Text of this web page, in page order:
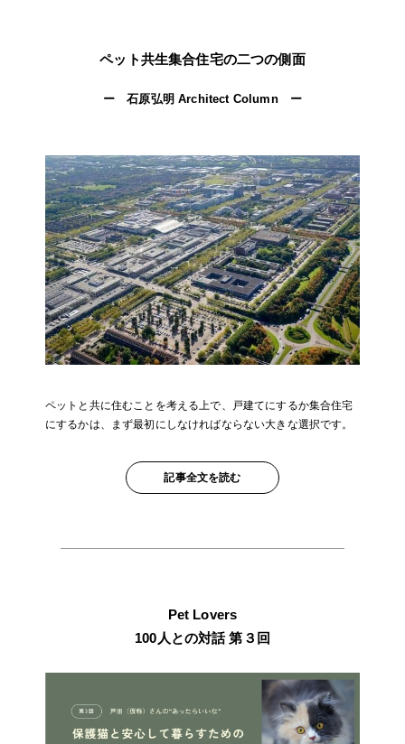
ペット共生集合住宅の二つの側面
ー 石原弘明 Architect Column ー
ペットと共に住むことを考える上で、戸建てにするか集合住宅
にするかは、まず最初にしなければならない大きな選択です。
記事全文を読む
Pet Lovers
100人との対話 第３回